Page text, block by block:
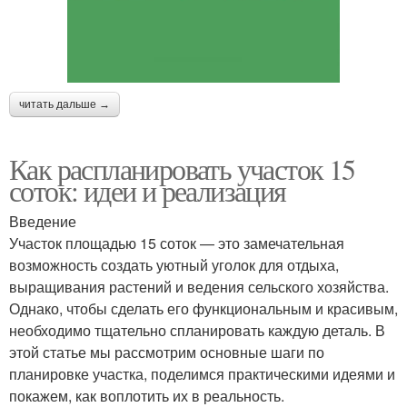
читать дальше →
Как распланировать участок 15
соток: идеи и реализация
Введение
Участок площадью 15 соток — это замечательная
возможность создать уютный уголок для отдыха,
выращивания растений и ведения сельского хозяйства.
Однако, чтобы сделать его функциональным и красивым,
необходимо тщательно спланировать каждую деталь. В
этой статье мы рассмотрим основные шаги по
планировке участка, поделимся практическими идеями и
покажем, как воплотить их в реальность.